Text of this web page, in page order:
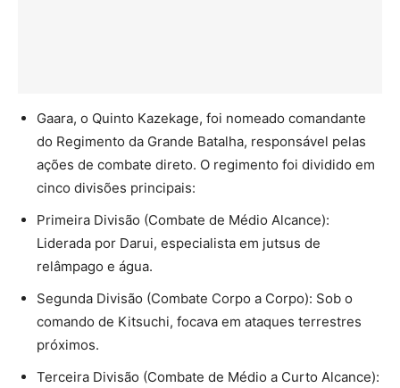
Gaara, o Quinto Kazekage, foi nomeado comandante
do Regimento da Grande Batalha, responsável pelas
ações de combate direto. O regimento foi dividido em
cinco divisões principais:
Primeira Divisão (Combate de Médio Alcance):
Liderada por Darui, especialista em jutsus de
relâmpago e água.
Segunda Divisão (Combate Corpo a Corpo): Sob o
comando de Kitsuchi, focava em ataques terrestres
próximos.
Terceira Divisão (Combate de Médio a Curto Alcance):